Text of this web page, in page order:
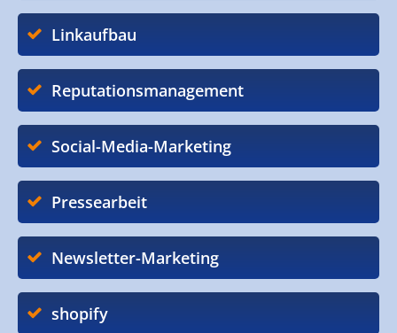
Linkaufbau
Reputationsmanagement
Social-Media-Marketing
Pressearbeit
Newsletter-Marketing
shopify